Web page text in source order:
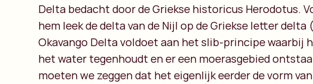
Delta bedacht door de Griekse historicus Herodotus.
hem leek de delta van de Nijl op de Griekse letter delta
Okavango Delta voldoet aan het slib-principe waarbij
het water tegenhoudt en er een moerasgebied
moeten we zeggen dat het eigenlijk eerder de vorm